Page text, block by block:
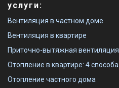
услуги:
Вентиляция в частном доме
Вентиляция в квартире
Приточно-вытяжная вентиляция
Отопление в квартире: 4 способа
Отопление частного дома